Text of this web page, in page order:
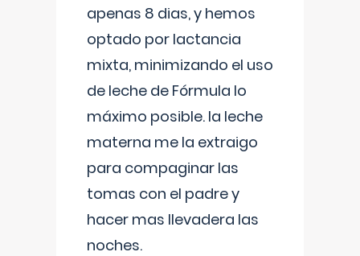
apenas 8 dias, y hemos
optado por lactancia
mixta, minimizando el uso
de leche de Fórmula lo
máximo posible. la leche
materna me la extraigo
para compaginar las
tomas con el padre y
hacer mas llevadera las
noches.